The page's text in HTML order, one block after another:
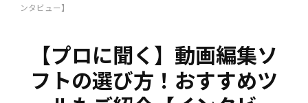
ンタビュー】
【プロに聞く】動画編集ソ
フトの選び方！おすすめツ